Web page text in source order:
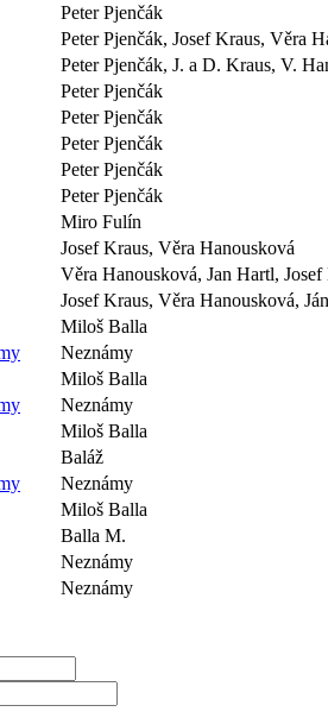
Peter Pjenčák
Peter Pjenčák, Josef Kraus, Věra
Peter Pjenčák, J. a D. Kraus, V.
Peter Pjenčák
Peter Pjenčák
Peter Pjenčák
Peter Pjenčák
Peter Pjenčák
Miro Fulín
Josef Kraus, Věra Hanousková
Věra Hanousková, Jan Hartl,
Josef Kraus, Věra Hanousková,
Miloš Balla
Neznámy
Miloš Balla
Neznámy
Miloš Balla
Baláž
Neznámy
Miloš Balla
Balla M.
Neznámy
Neznámy